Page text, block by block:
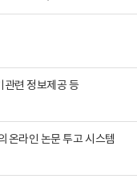
관련 정보제공 등
온라인 논문 투고 시스템